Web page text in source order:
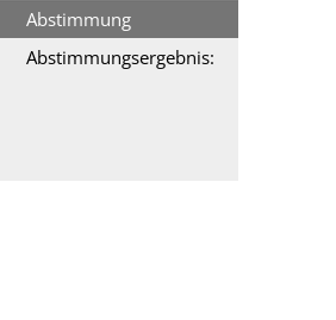
Abstimmung
Abstimmungsergebnis: